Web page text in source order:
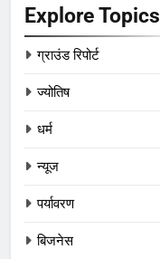
Explore Topics
ग्राउंड रिपोर्ट
ज्योतिष
धर्म
न्यूज
पर्यावरण
बिजनेस